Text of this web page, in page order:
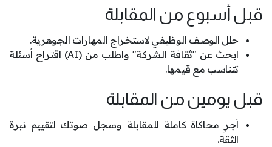
قبل أسبوع من المقابلة
حلل الوصف الوظيفي لاستخراج المهارات الجوهرية.
ابحث عن "ثقافة الشركة" واطلب من (AI) اقتراح أسئلة
تتناسب مع قيمها.
قبل يومين من المقابلة
أجرِ محاكاة كاملة للمقابلة وسجل صوتك لتقييم نبرة
الثقة.